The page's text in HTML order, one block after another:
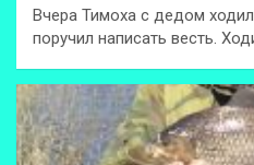
Вчера Тимоха с дедом
поручил написать весть.